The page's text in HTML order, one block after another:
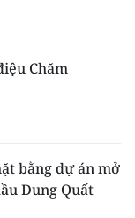
Chăm
bằng dự án mở
Dung Quất